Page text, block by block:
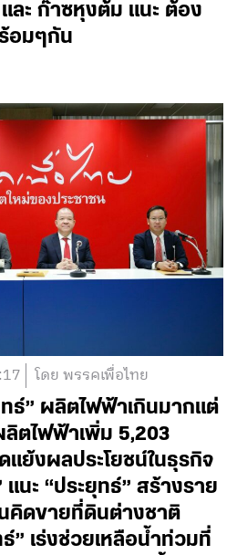
ละ ก๊าซหุงต้ม แนะ ต้อง
อมๆกัน
โดย พรรคเพื่อไทย
ธ์” ผลิตไฟฟ้าเกินมากแต่
ตไฟฟ้าเพิ่ม 5,203
แย้งผลประโยชน์ในธุรกิจ
นะ “ประยุทธ์” สร้างราย
คิดขายที่ดินต่างชาติ
ธ์” เร่งช่วยเหลือน้ำท่วมที่